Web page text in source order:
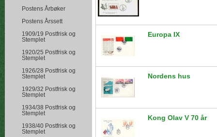
Postens Årbøker
Postens Årssett
1909/19 Postfrisk og
Stemplet
1920/25 Postfrisk og
Stemplet
1926/28 Postfrisk og
Stemplet
1929/32 Postfrisk og
Stemplet
1934/38 Postfrisk og
Stemplet
1938/40 Postfrisk og
Stemplet
Europa IX
Nordens hus
Kong Olav V 70 år